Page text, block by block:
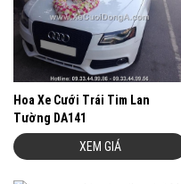
Hoa Xe Cưới Trái Tim Lan
Tường DA141
XEM GIÁ